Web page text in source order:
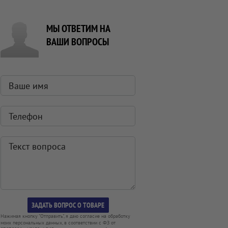
МЫ ОТВЕТИМ НА
ВАШИ ВОПРОСЫ
Нажимая кнопку "Отправить", я даю согласие на обработку
моих персональных данных, в соответствии с ФЗ от